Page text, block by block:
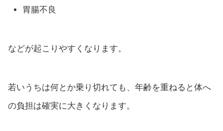
胃腸不良
などが起こりやすくなります。
若いうちは何とか乗り切れても、年齢を重ねると体へ
の負担は確実に大きくなります。